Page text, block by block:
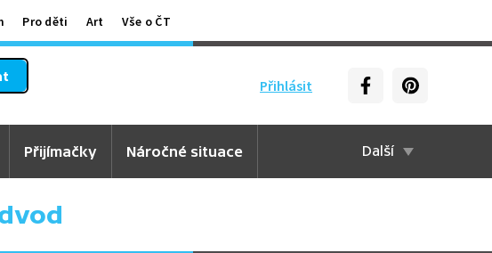
Pro děti Art Vše o ČT
Přihlásit
Přijímačky Náročné situace Další